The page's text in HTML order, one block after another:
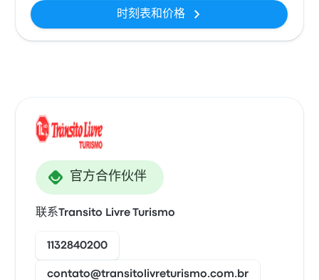
时刻表和价格
官方合作伙伴
联系Transito Livre Turismo
1132840200
contato@transitolivreturismo.com.br